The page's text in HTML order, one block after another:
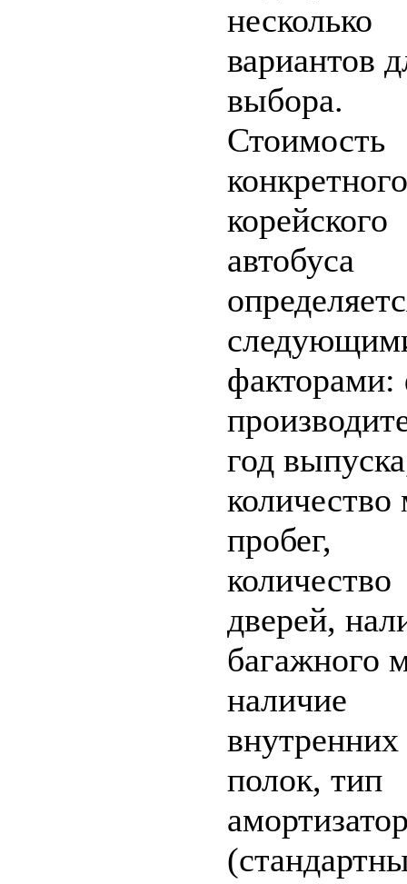
несколько
вариантов
выбора.
Стоимость
конкретного
корейского
автобуса
год
количество
пробег,
количество
дверей,
багажного
наличие
внутренних
полок, тип